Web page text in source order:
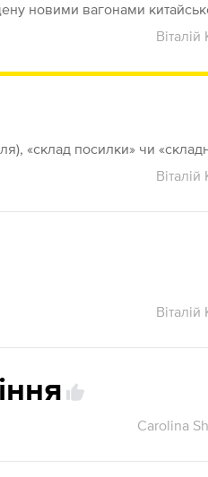
новими вагонами
«склад посилки» чи
Carolina